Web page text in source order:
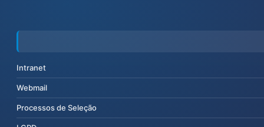
Intranet
Webmail
Processos de Seleção